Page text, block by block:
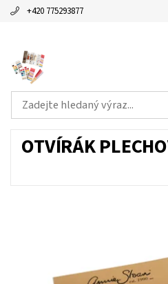
+420 775293877
OTVÍRÁK